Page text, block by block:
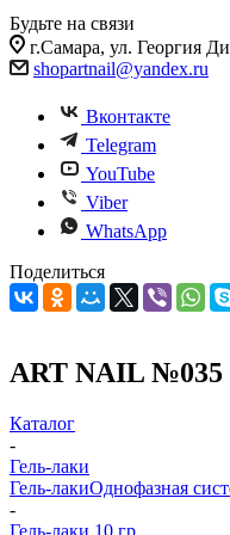
Будьте на связи
г.Самара, ул. Георгия
shopartnail@yandex.ru
Вконтакте
Telegram
YouTube
Viber
WhatsApp
Поделиться
ART NAIL №035
Каталог
-
Гель-лаки
Гель-лакиОднофазная
-
Гель-лаки 10 гр.